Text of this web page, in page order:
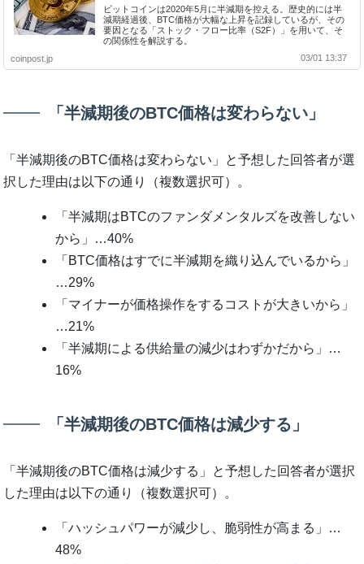
ビットコインは2020年5月に半減期を控える。歴史的には半
減期経過後、BTC価格が大幅な上昇を記録しているが、その
要因となる「ストック・フロー比率（S2F）」を用いて、そ
の関係性を解説する。
coinpost.jp
03/01 13:37
「半減期後のBTC価格は変わらない」
「半減期後のBTC価格は変わらない」と予想した回答者が選
択した理由は以下の通り（複数選択可）。
「半減期はBTCのファンダメンタルズを改善しない
から」…40%
「BTC価格はすでに半減期を織り込んでいるから」
…29%
「マイナーが価格操作をするコストが大きいから」
…21%
「半減期による供給量の減少はわずかだから」…
16%
「半減期後のBTC価格は減少する」
「半減期後のBTC価格は減少する」と予想した回答者が選択
した理由は以下の通り（複数選択可）。
「ハッシュパワーが減少し、脆弱性が高まる」…
48%